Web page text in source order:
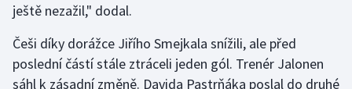
Sportovní střelba
ještě nezažil," dodal.
Češi díky dorážce Jiřího Smejkala snížili, ale před
poslední částí stále ztráceli jeden gól. Trenér Jalonen
sáhl k zásadní změně. Davida Pastrňáka poslal do druhé